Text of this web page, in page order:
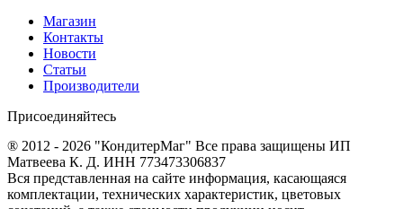
Магазин
Контакты
Новости
Статьи
Производители
Присоединяйтесь
® 2012 - 2026 "КондитерМаг" Все права защищены ИП
Матвеева К. Д. ИНН 773473306837
Вся представленная на сайте информация, касающаяся
комплектации, технических характеристик, цветовых